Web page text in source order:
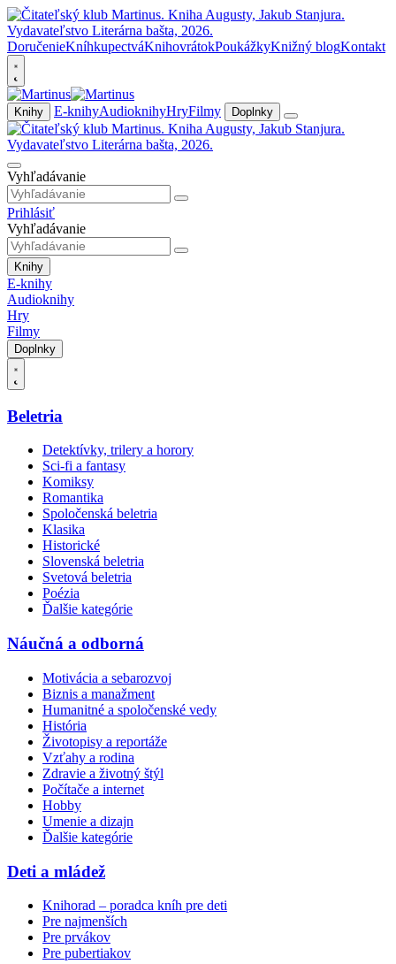
DoručenieKníhkupectváKnihovrátokPoukážkyKnižný blogKontakt
Knihy E-knihyAudioknihyHryFilmy Doplnky
Vyhľadávanie
Prihlásiť
Vyhľadávanie
Knihy
E-knihy
Audioknihy
Hry
Filmy
Doplnky
Beletria
Detektívky, trilery a horory
Sci-fi a fantasy
Komiksy
Romantika
Spoločenská beletria
Klasika
Historické
Slovenská beletria
Svetová beletria
Poézia
Ďalšie kategórie
Náučná a odborná
Motivácia a sebarozvoj
Biznis a manažment
Humanitné a spoločenské vedy
História
Životopisy a reportáže
Vzťahy a rodina
Zdravie a životný štýl
Počítače a internet
Hobby
Umenie a dizajn
Ďalšie kategórie
Deti a mládež
Knihorad – poradca kníh pre deti
Pre najmenších
Pre prvákov
Pre pubertiakov